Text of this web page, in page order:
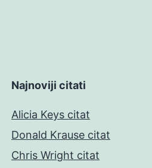
Najnoviji citati
Alicia Keys citat
Donald Krause citat
Chris Wright citat